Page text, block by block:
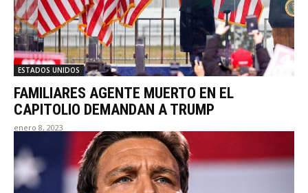
ESTADOS UNIDOS
FAMILIARES AGENTE MUERTO EN EL
CAPITOLIO DEMANDAN A TRUMP
enero 8, 2023